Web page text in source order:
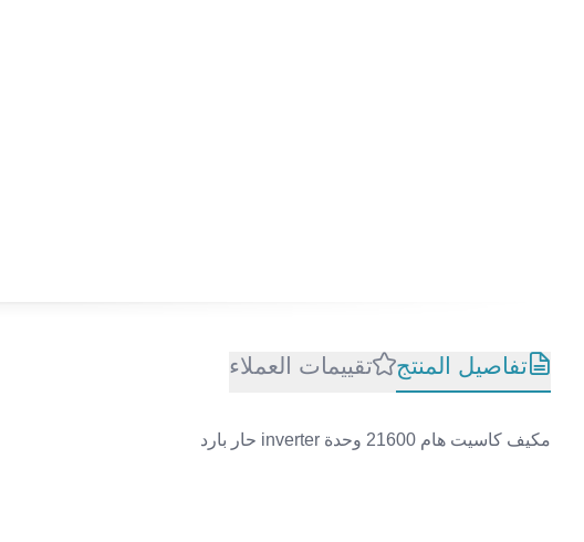
تفاصيل المنتج تقييمات العملاء
مكيف كاسيت هام 21600 وحدة inverter حار بارد